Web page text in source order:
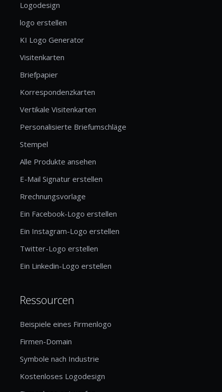
Logodesign
logo erstellen
KI Logo Generator
Visitenkarten
Briefpapier
Korrespondenzkarten
Vertikale Visitenkarten
Personalisierte Briefumschläge
Stempel
Alle Produkte ansehen
E-Mail Signatur erstellen
Rrechnungsvorlage
Ein Facebook-Logo erstellen
Ein Instagram-Logo erstellen
Twitter-Logo erstellen
Ein Linkedin-Logo erstellen
Ressourcen
Beispiele eines Firmenlogo
Firmen-Domain
Symbole nach Industrie
Kostenloses Logodesign